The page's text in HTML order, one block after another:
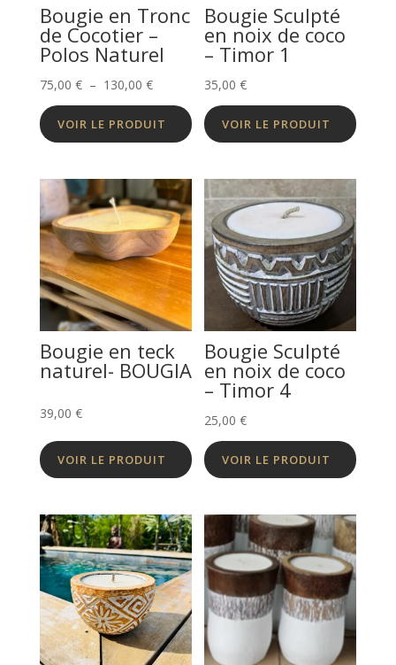
Bougie en Tronc
de Cocotier –
Polos Naturel
75,00 € – 130,00 €Plage
de
prix :
à
130,00 €
VOIR LE PRODUIT
Bougie Sculpté
en noix de coco
– Timor 1
35,00€
VOIR LE PRODUIT
Bougie en teck
naturel- BOUGIA
39,00 €
VOIR LE PRODUIT
Bougie Sculpté
en noix de coco
– Timor 4
25,00€
VOIR LE PRODUIT